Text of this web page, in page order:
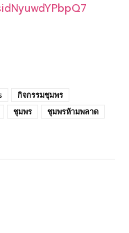
กิจกรรมชุมพร
ชุมพร
ชุมพรห้ามพลาด